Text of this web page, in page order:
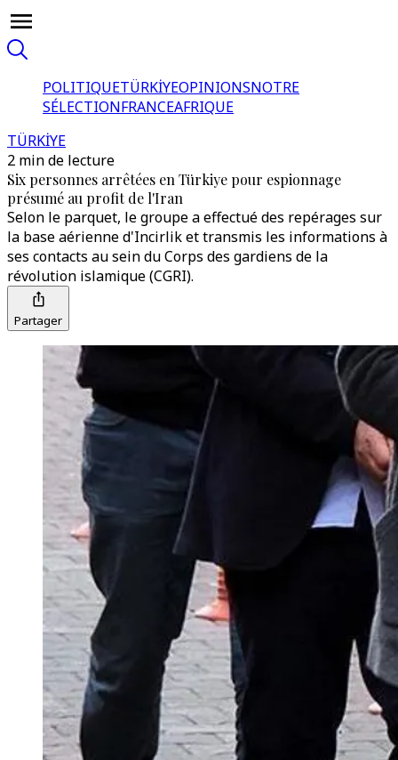
POLITIQUETÜRKİYEOPINIONSNOTRE
SÉLECTIONFRANCEAFRIQUE
TÜRKİYE
2 min de lecture
Six personnes arrêtées en Türkiye pour espionnage
présumé au profit de l'Iran
Selon le parquet, le groupe a effectué des repérages sur
la base aérienne d'Incirlik et transmis les informations à
ses contacts au sein du Corps des gardiens de la
révolution islamique (CGRI).
Partager